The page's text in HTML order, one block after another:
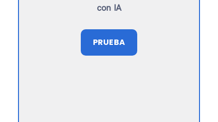
con IA
PRUEBA